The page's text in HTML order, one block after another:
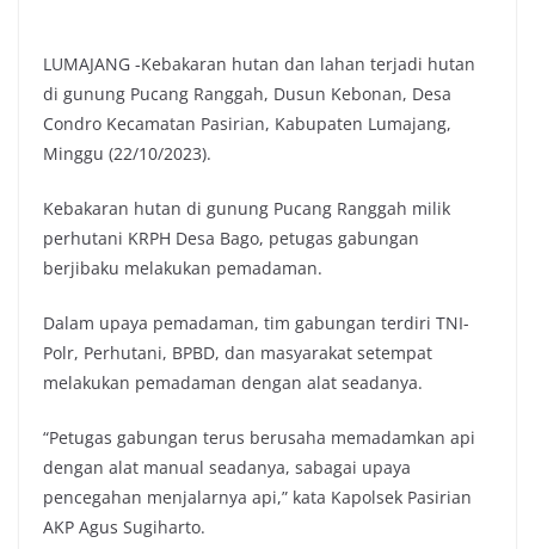
LUMAJANG -Kebakaran hutan dan lahan terjadi hutan
di gunung Pucang Ranggah, Dusun Kebonan, Desa
Condro Kecamatan Pasirian, Kabupaten Lumajang,
Minggu (22/10/2023).
Kebakaran hutan di gunung Pucang Ranggah milik
perhutani KRPH Desa Bago, petugas gabungan
berjibaku melakukan pemadaman.
Dalam upaya pemadaman, tim gabungan terdiri TNI-
Polr, Perhutani, BPBD, dan masyarakat setempat
melakukan pemadaman dengan alat seadanya.
“Petugas gabungan terus berusaha memadamkan api
dengan alat manual seadanya, sabagai upaya
pencegahan menjalarnya api,” kata Kapolsek Pasirian
AKP Agus Sugiharto.